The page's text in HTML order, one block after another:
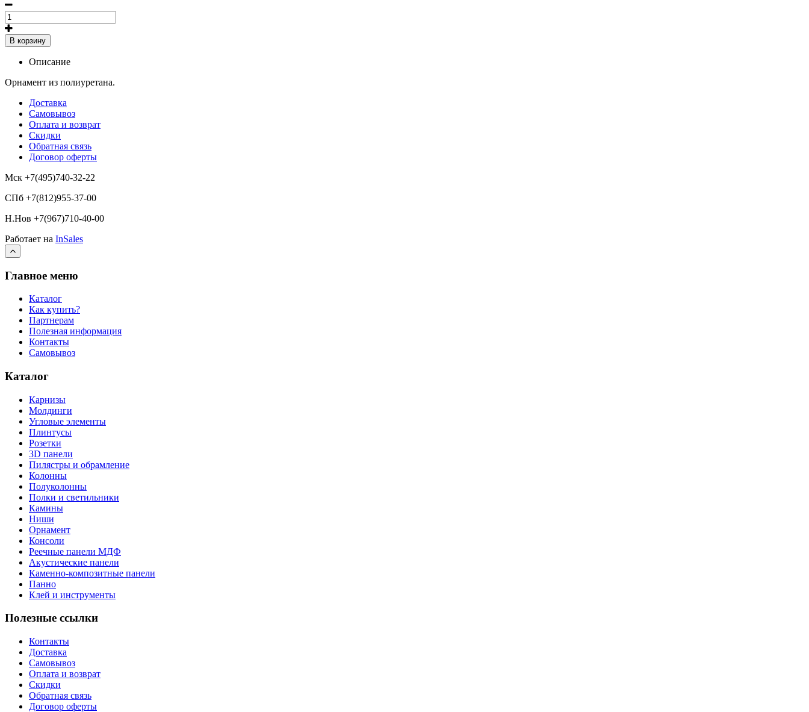
В корзину
Описание
Орнамент из полиуретана.
Доставка
Самовывоз
Оплата и возврат
Скидки
Обратная связь
Договор оферты
Мск +7(495)740-32-22
СПб +7(812)955-37-00
Н.Нов +7(967)710-40-00
Работает на InSales
Главное меню
Каталог
Как купить?
Партнерам
Полезная информация
Контакты
Самовывоз
Каталог
Карнизы
Молдинги
Угловые элементы
Плинтусы
Розетки
3D панели
Пилястры и обрамление
Колонны
Полуколонны
Полки и светильники
Камины
Ниши
Орнамент
Консоли
Реечные панели МДФ
Акустические панели
Каменно-композитные панели
Панно
Клей и инструменты
Полезные ссылки
Контакты
Доставка
Самовывоз
Оплата и возврат
Скидки
Обратная связь
Договор оферты